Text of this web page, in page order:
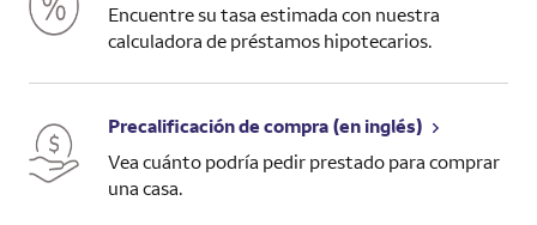
Encuentre su tasa estimada con nuestra
calculadora de préstamos hipotecarios.
Precalificación de compra (en inglés)
Vea cuánto podría pedir prestado para comprar
una casa.